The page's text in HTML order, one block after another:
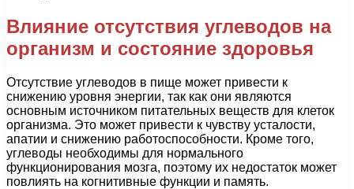
Влияние отсутствия углеводов на
организм и состояние здоровья
Отсутствие углеводов в пище может привести к
снижению уровня энергии, так как они являются
основным источником питательных веществ для клеток
организма. Это может привести к чувству усталости,
апатии и снижению работоспособности. Кроме того,
углеводы необходимы для нормального
функционирования мозга, поэтому их недостаток может
повлиять на когнитивные функции и память.